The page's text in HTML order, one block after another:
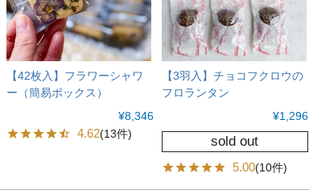
【42枚入】フラワーシャワ
ー（簡易ボックス）
¥8,346
4.62(13件)
【3羽入】チョコフクロウの
フロランタン
¥1,296
sold out
5.00(10件)